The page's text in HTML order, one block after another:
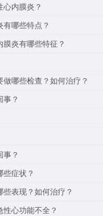
心内膜炎？
有哪些特点？
膜炎有哪些特征？
做哪些检查？如何治疗？
事？
事？
些症状？
些表现？如何治疗？
性心功能不全？